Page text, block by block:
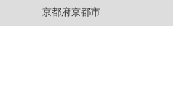
京都府京都市